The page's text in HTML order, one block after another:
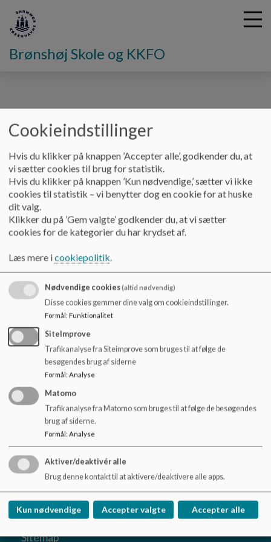
å
o
Brønshøj Skole og KKFO
2020
Referater
Dokumenter
Referat 24.08.20_0.pdf
Referat 28.09.20.pdf
Referat 26.10.20_0.pdf
Referat 30.11.20_0.pdf
Brønshøj Skole
Klintholmvej 5, 2700 Brønshøj
Brh@kk.dk
+45 33 66 48 68
EAN NR. 5798009378927
Tilgængelighedserklæring
Sitemap
Cookieindstillinger
Hvis du klikker på knappen ’Accepter alle’, godkender du, at
vi sætter cookies til brug for statistik.
Hvis du klikker på knappen ’Kun nødvendige,’ sætter vi ikke
cookies til statistik – vi benytter dog en cookie for at huske
dit valg.
Klikker du på ’Gem valgte’ godkender du, at vi sætter
cookies for de kategorier du har krydset af.
Læs mere icookiepolitik.
Nødvendige cookies(altid nødvendig)
Disse cookies gemmer dine valg om cookieindstillinger.
Formål: Funktionalitet
SiteImprove
Trafikanalyse fra Siteimprove som bruges til at følge de
besøgendes brug af siderne
Formål: Analyse
Matomo
Trafikanalyse fra Matomo som bruges til at følge de besøgendes
brug af siderne.
Formål: Analyse
Aktiver/deaktivér alle
Brug denne kontakt til at aktivere/deaktivere alle apps.
Kun nødvendige Accepter valgte Accepter alle